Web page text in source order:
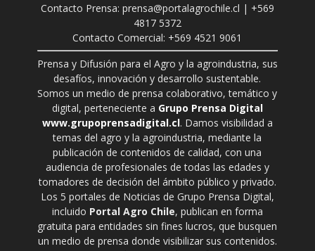
Contacto Prensa: prensa@portalagrochile.cl | +569
4817 5372
Contacto Comercial: +569 4521 9061
Prensa y Difusión para el Agro y la agroindustria, sus
desafíos, innovación y desarrollo sustentable.
Somos un medio de prensa colaborativo, temático y
digital, perteneciente a Grupo Prensa Digital
www.grupoprensadigital.cl. Damos visibilidad a
temas del agro y la agroindustria, mediante la
publicación de contenidos de calidad, con una
audiencia de profesionales de todas las edades y
tomadores de decisión del ámbito público y privado.
Los 5 portales de Noticias de Grupo Prensa Digital,
incluido Portal Agro Chile, publican en forma
gratuita para entidades sin fines lucros, que busquen
un medio de prensa donde visibilizar sus contenidos.